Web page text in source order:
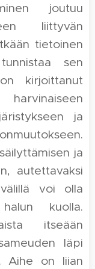
joutuu
liittyvän
tietoinen
sen
kirjoittanut
ja
ja
autettavaksi
voi olla
kuolla.
itseään
läpi
Aihe on liian